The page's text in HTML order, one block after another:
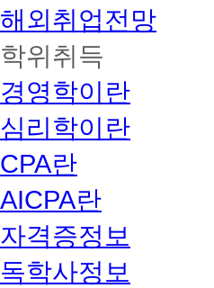
커
스
장
학
의
경
우
학
및
기
수
마
다
감
면
및
해외취업전망
학위취득
경영학이란
심리학이란
CPA란
AICPA란
자격증정보
독학사정보